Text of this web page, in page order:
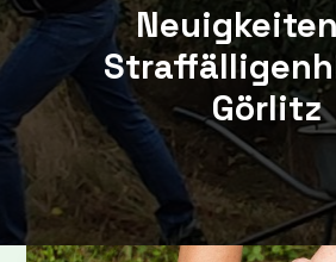
Görlitz